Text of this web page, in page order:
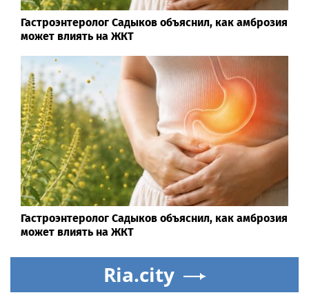
Гастроэнтеролог Садыков объяснил, как амброзия
может влиять на ЖКТ
Гастроэнтеролог Садыков объяснил, как амброзия
может влиять на ЖКТ
Ria.city